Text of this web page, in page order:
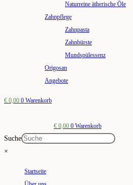
Naturreine ätherische Öle
Zahnpflege
Zahnpasta
Zahnbürste
Mundspülessenz
Origosan
Angebote
€ 0,00 0 Warenkorb
€ 0,00 0 Warenkorb
Suche
×
Startseite